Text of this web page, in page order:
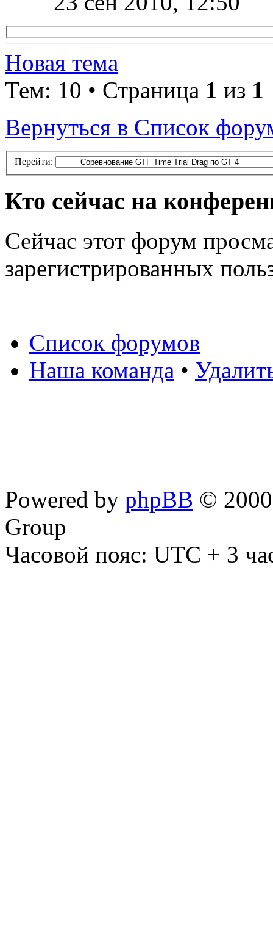
Новая тема
Тем: 10 • Страница 1 из 1
Вернуться в Список
Перейти:
Кто сейчас на
Сейчас этот форум
зарегистрированных
Список форумов
Наша команда •
Powered by phpBB ©
Group
Часовой пояс: UTC + 3